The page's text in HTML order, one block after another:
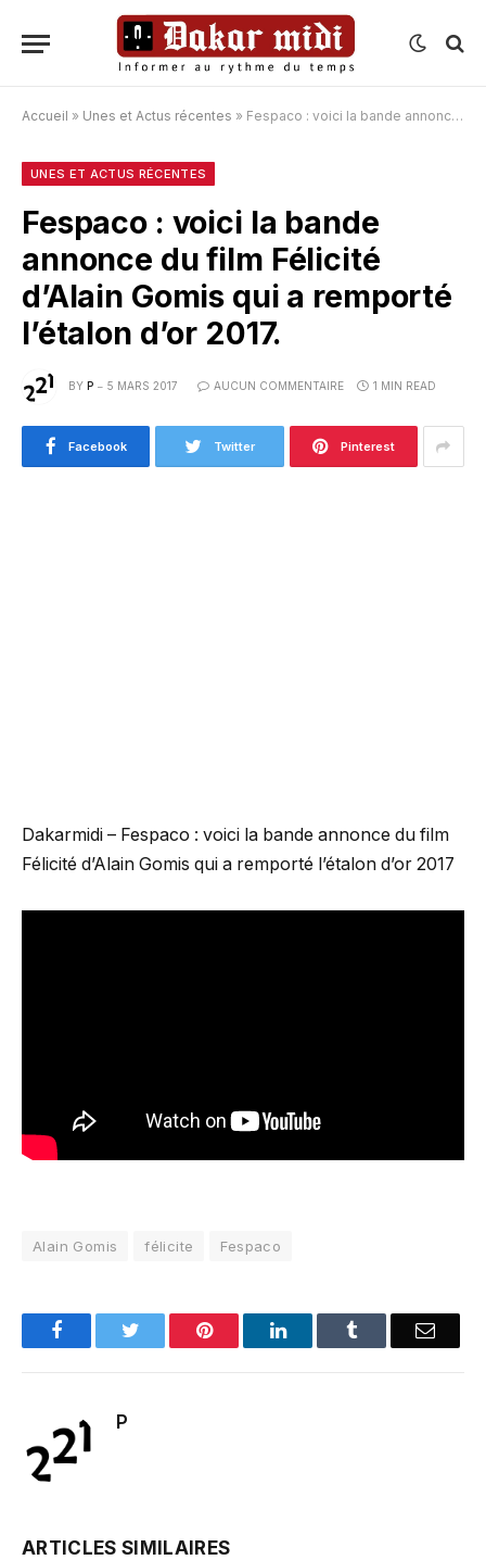
Accueil » Unes et Actus récentes » Fespaco : voici la bande annonce du film Félicité d’Alain Gomis qui a remporté l’étalon d’or 2017.
UNES ET ACTUS RÉCENTES
Fespaco : voici la bande
annonce du film Félicité
d’Alain Gomis qui a remporté
l’étalon d’or 2017.
BY P 5 MARS 2017 AUCUN COMMENTAIRE 1 MIN READ
Facebook Twitter Pinterest
Dakarmidi – Fespaco : voici la bande annonce du film
Félicité d’Alain Gomis qui a remporté l’étalon d’or 2017
Alain Gomis félicite Fespaco
FacebookTwitter Pinterest LinkedInTumblr Email
P
ARTICLES SIMILAIRES